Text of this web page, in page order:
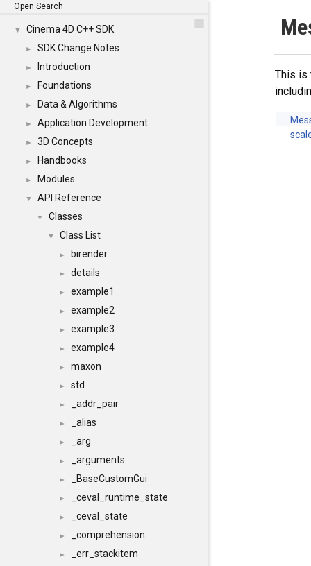
Open Search
▼ Cinema 4D C++ SDK
► SDK Change Notes
► Introduction
► Foundations
► Data & Algorithms
► Application Development
► 3D Concepts
► Handbooks
► Modules
▼ API Reference
▼ Classes
▼ Class List
► birender
► details
► example1
► example2
► example3
► example4
► maxon
► std
► _addr_pair
► _alias
► _arg
► _arguments
► _BaseCustomGui
► _ceval_runtime_state
► _ceval_state
► _comprehension
► _err_stackitem
This